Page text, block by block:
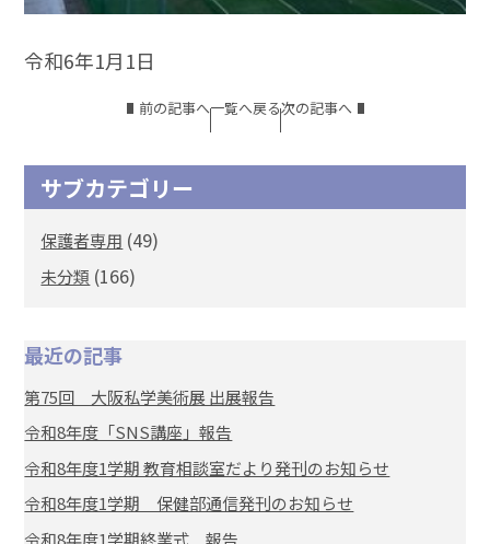
令和6年1月1日
前の記事へ一覧へ戻る次の記事へ
サブカテゴリー
保護者専用 (49)
未分類 (166)
最近の記事
第75回 大阪私学美術展 出展報告
令和8年度「SNS講座」報告
令和8年度1学期 教育相談室だより発刊のお知らせ
令和8年度1学期 保健部通信発刊のお知らせ
令和8年度1学期終業式 報告